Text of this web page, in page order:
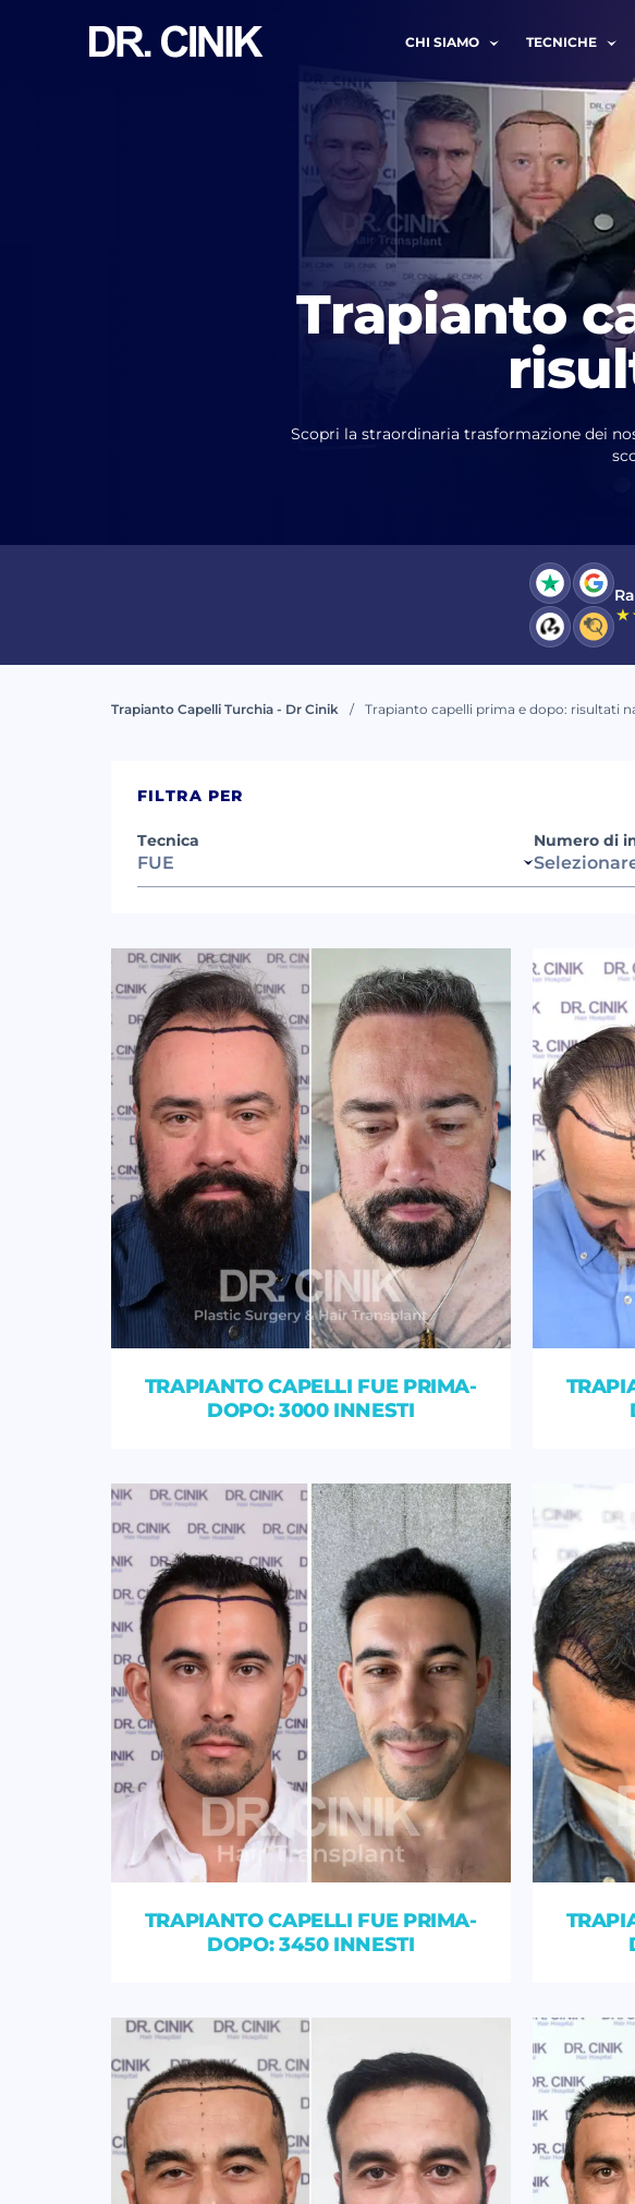
CHI SIAMO TECNICHE
CONTATTACI
Nome *
Commerciale.
Trapianto
Scopri la straordinaria trasformazione dei
Trapianto Capelli Turchia - Dr Cinik Trapianto capelli prima e dopo: risultati
FILTRA PER
Tecnica
FUE
Numero di
TRAPIANTO CAPELLI FUE PRIMA-
DOPO: 3000 INNESTI
TRAPIANTO CAPELLI FUE PRIMA-
DOPO: 3450 INNESTI